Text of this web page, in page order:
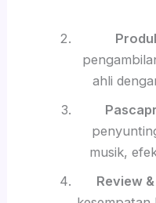
ahli
musik,
Review